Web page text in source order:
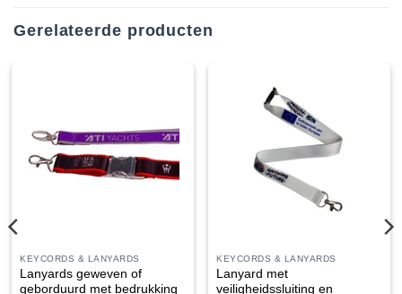
Gerelateerde producten
KEYCORDS & LANYARDS
Lanyards geweven of
geborduurd met bedrukking
KEYCORDS & LANYARDS
Lanyard met
veiligheidssluiting en